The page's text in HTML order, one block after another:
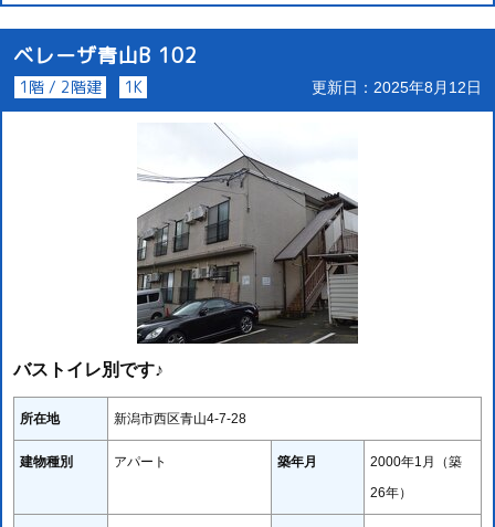
ベレーザ青山B 102
1階 / 2階建 1K 更新日：2025年8月12日
バストイレ別です♪
所在地 新潟市西区青山4-7-28
建物種別 アパート 築年月
2000年1月（築
26年）